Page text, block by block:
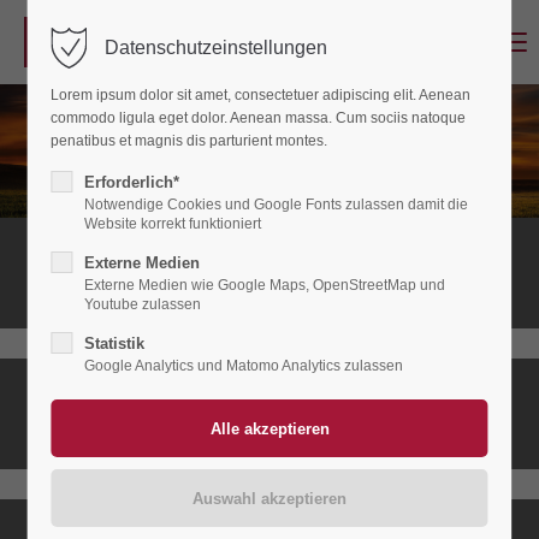
Login
Benutzername
Passwort
Anmelden
Register|Lost your password?
Support
Lorem ipsum dolor sit amet:
Stationäres
Hospiz
Ambulanter
Datenschutzeinstellungen
Lorem ipsum dolor sit amet, consectetuer adipiscing elit. Aenean
commodo ligula eget dolor. Aenean massa. Cum sociis natoque
penatibus et magnis dis parturient montes.
Erforderlich*
Notwendige Cookies und Google Fonts zulassen damit die
Website korrekt funktioniert
Externe Medien
Externe Medien wie Google Maps, OpenStreetMap und
Youtube zulassen
Statistik
Google Analytics und Matomo Analytics zulassen